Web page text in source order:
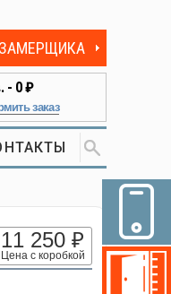
- 0 ₽
заказ
11 250 ₽
Цена с коробкой